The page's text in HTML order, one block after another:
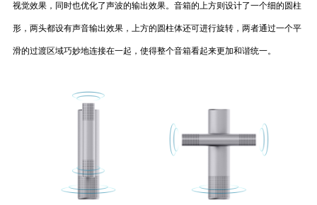
视觉效果，同时也优化了声波的输出效果。音箱的上方则设计了一个细的圆柱
形，两头都设有声音输出效果，上方的圆柱体还可进行旋转，两者通过一个平
滑的过渡区域巧妙地连接在一起，使得整个音箱看起来更加和谐统一。